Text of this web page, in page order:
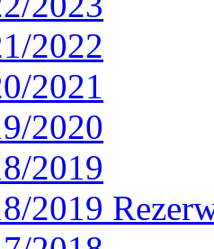
2022
2021
2020
2019
2019